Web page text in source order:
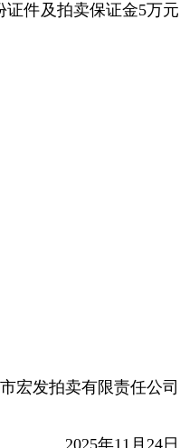
证件及拍卖保证金5万元
宏发拍卖有限责任公司
2025年11月24日